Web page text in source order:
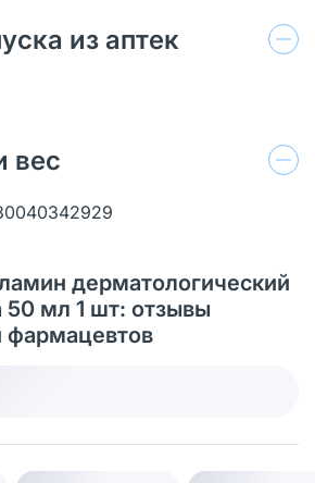
из аптек
вес
дерматологический
50 мл 1 шт: отзывы
фармацевтов